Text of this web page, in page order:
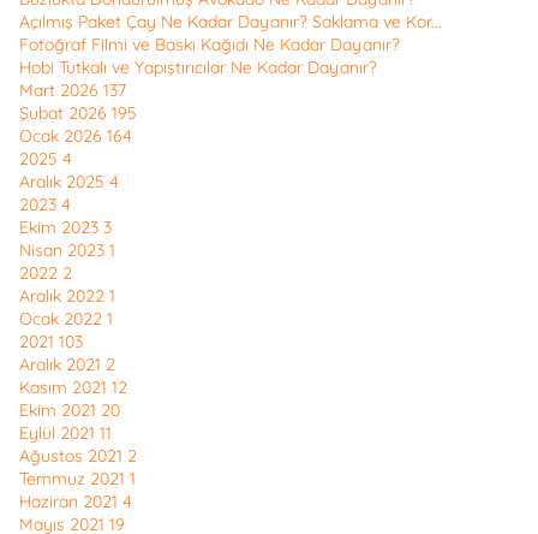
Açılmış Paket Çay Ne Kadar Dayanır? Saklama ve Kor...
Fotoğraf Filmi ve Baskı Kağıdı Ne Kadar Dayanır?
Hobi Tutkalı ve Yapıştırıcılar Ne Kadar Dayanır?
Mart 2026 137
Şubat 2026 195
Ocak 2026 164
2025 4
Aralık 2025 4
2023 4
Ekim 2023 3
Nisan 2023 1
2022 2
Aralık 2022 1
Ocak 2022 1
2021 103
Aralık 2021 2
Kasım 2021 12
Ekim 2021 20
Eylül 2021 11
Ağustos 2021 2
Temmuz 2021 1
Haziran 2021 4
Mayıs 2021 19